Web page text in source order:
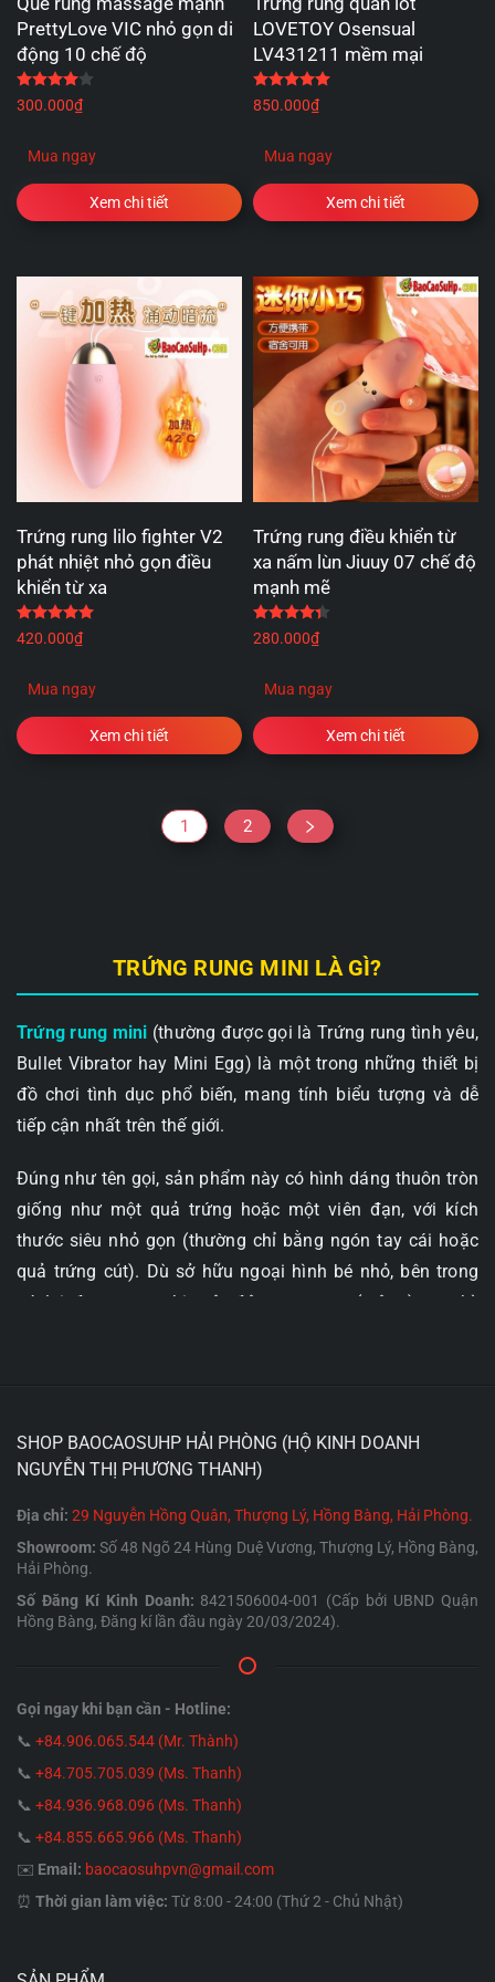
PrettyLove VIC nhỏ gọn di
động 10 chế độ
5 sao
300.000₫
Mua ngay
Xem chi tiết
LOVETOY Osensual
LV431211 mềm mại
850.000₫
Mua ngay
Xem chi tiết
Trứng rung lilo fighter V2
phát nhiệt nhỏ gọn điều
khiển từ xa
5 sao
420.000₫
Mua ngay
Xem chi tiết
Trứng rung điều khiển từ
xa nấm lùn Jiuuy 07 chế độ
mạnh mẽ
280.000₫
Mua ngay
Xem chi tiết
1 2
TRỨNG RUNG MINI LÀ GÌ?
Trứng rung mini (thường được gọi là Trứng rung tình yêu,
Bullet Vibrator hay Mini Egg) là một trong những thiết bị
đồ chơi tình dục phổ biến, mang tính biểu tượng và dễ
tiếp cận nhất trên thế giới.
Đúng như tên gọi, sản phẩm này có hình dáng thuôn tròn
giống như một quả trứng hoặc một viên đạn, với kích
thước siêu nhỏ gọn (thường chỉ bằng ngón tay cái hoặc
quả trứng cút). Dù sở hữu ngoại hình bé nhỏ, bên trong
nó lại được trang bị một động cơ rung (mô-tơ) cực kỳ
1. ĐẶC ĐIỂM CẤU TẠO CỐT LÕI
Kích thước “hạt tiêu”:Chiều dài phổ biến chỉ từ
4cm đến 8cm
dễ dàng kẹp nó vào giữa các ngón tay để thao
nhạy cảm nào trên cơ thể.
Chất liệu an toàn:Đại đa số trứng rung mini cao
cấp hiện nay đều được bọc một lớp
nguyên khối, mang lại cảm giác tiếp xúc êm ái,
trơn láng, thân thiện với da và chống thấm nước
tuyệt đối. Một số dòng giá rẻ hơn có thể làm
bằng nhựa cứng ABS an toàn.
Đuôi kéo an toàn (Silicone string/Cord):
đoạn đuôi dây nối dài bằng silicone. Chi tiết này
SHOP BAOCAOSUHP HẢI PHÒNG (HỘ KINH DOANH
NGUYỄN THỊ PHƯƠNG THANH)
Địa chỉ: 29 Nguyễn Hồng Quân, Thượng Lý, Hồng Bàng, Hải Phòng.
Showroom: Số 48 Ngõ 24 Hùng Duệ Vương, Thượng Lý, Hồng Bàng,
Hải Phòng.
Số Đăng Kí Kinh Doanh: 8421506004-001 (Cấp bởi UBND Quận
Hồng Bàng, Đăng kí lần đầu ngày 20/03/2024).
Gọi ngay khi bạn cần - Hotline:
📞 +84.906.065.544 (Mr. Thành)
📞 +84.705.705.039 (Ms. Thanh)
📞 +84.936.968.096 (Ms. Thanh)
📞 +84.855.665.966 (Ms. Thanh)
✉️ Email: baocaosuhpvn@gmail.com
⏰ Thời gian làm việc: Từ 8:00 - 24:00 (Thứ 2 - Chủ Nhật)